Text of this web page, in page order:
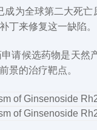
为全球第二大死
丁来修复这一缺陷。
请候选药物是天
景的治疗靶点。